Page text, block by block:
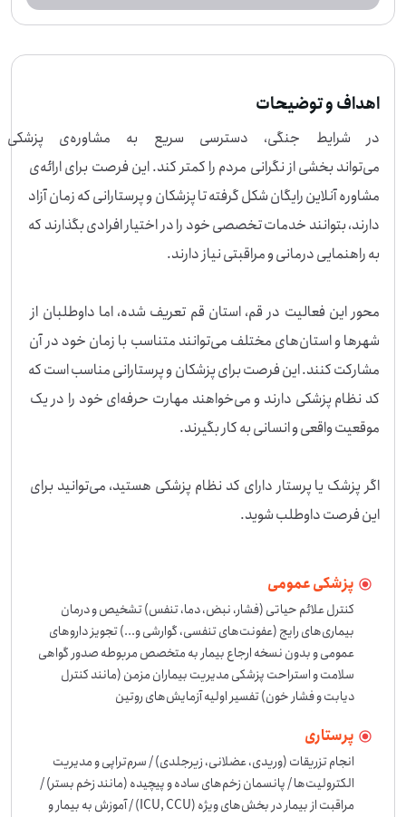
اهداف و توضیحات
در شرایط جنگی، دسترسی
می‌تواند بخشی از نگرانی مردم را کمتر کند. این فرصت برای ارائه‌ی
مشاوره آنلاین رایگان شکل گرفته تا پزشکان و پرستارانی که زمان آزاد
دارند، بتوانند خدمات تخصصی خود را در اختیار افرادی بگذارند که
محور این فعالیت در قم، استان قم تعریف شده، اما داوطلبان از
شهرها و استان‌های مختلف می‌توانند متناسب با زمان خود در آن
مشارکت کنند. این فرصت برای پزشکان و پرستارانی مناسب است که
کد نظام پزشکی دارند و می‌خواهند مهارت حرفه‌ای خود را در یک
اگر پزشک یا پرستار دارای کد نظام پزشکی هستید، می‌توانید برای
این فرصت داوطلب شوید.
پزشکی عمومی
کنترل علائم حیاتی (فشار، نبض، دما، تنفس) تشخیص و درمان
بیماری‌های رایج (عفونت‌های تنفسی، گوارشی و...) تجویز داروهای
عمومی و بدون نسخه ارجاع بیمار به متخصص مربوطه صدور گواهی
سلامت و استراحت پزشکی مدیریت بیماران مزمن (مانند کنترل
دیابت و فشار خون) تفسیر اولیه آزمایش‌های روتین
پرستاری
انجام تزریقات (وریدی، عضلانی، زیرجلدی) / سرم‌تراپی و مدیریت
الکترولیت‌ها / پانسمان زخم‌های ساده و پیچیده (مانند زخم بستر) /
مراقبت از بیمار در بخش‌های ویژه (ICU, CCU) / آموزش به بیمار و